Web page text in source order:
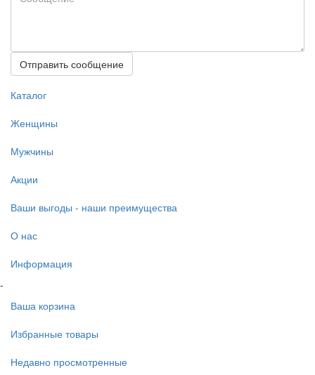
Отправить сообщение
Каталог
Женщины
Мужчины
Акции
Ваши выгоды - наши преимущества
О нас
Информация
-
Ваша корзина
Избранные товары
Недавно просмотренные